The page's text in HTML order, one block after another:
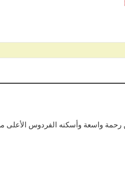
رحمة واسعة وأسكنه الفردوس الأعلى